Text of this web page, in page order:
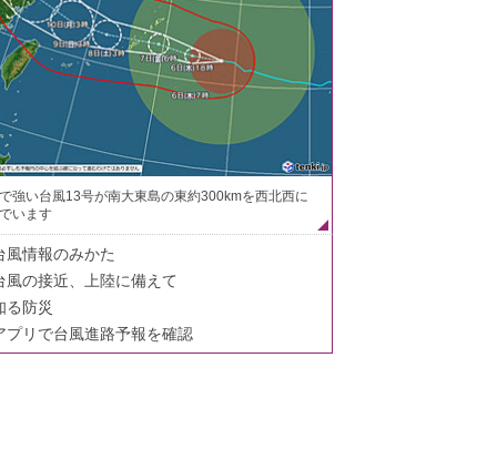
強い台風13号が南大東島の東約300kmを西北西に
います
風情報のみかた
風の接近、上陸に備えて
る防災
プリで台風進路予報を確認